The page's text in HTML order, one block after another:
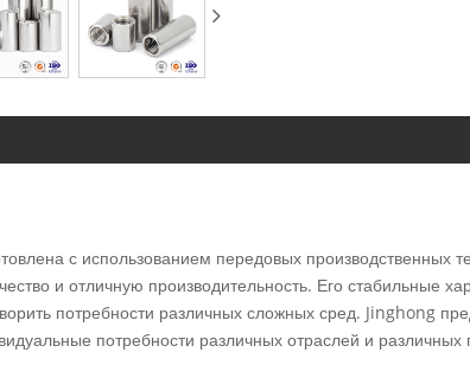
​​с использованием передовых производственных
и отличную производительность. Его стабильные
потребности различных сложных сред. Jinghong
потребности различных отраслей и